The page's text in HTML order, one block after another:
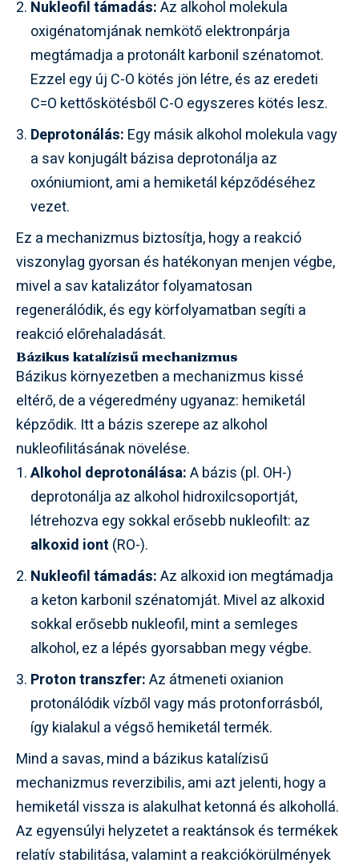
Nukleofil támadás:Az alkohol molekula
oxigénatomjának nemkötő elektronpárja
megtámadja a protonált karbonil szénatomot.
Ezzel egy új C-O kötés jön létre, és az eredeti
C=O kettőskötésből C-O egyszeres kötés lesz.
Deprotonálás: Egy másik alkohol molekula vagy
a sav konjugált bázisa deprotonálja az
oxóniumiont, ami a hemiketál képződéséhez
vezet.
Ez a mechanizmus biztosítja, hogy a reakció
viszonylag gyorsan és hatékonyan menjen végbe,
mivel a sav katalizátor folyamatosan
regenerálódik, és egy körfolyamatban segíti a
reakció előrehaladását.
Bázikus katalízisű mechanizmus
Bázikus környezetben a mechanizmus kissé
eltérő, de a végeredmény ugyanaz: hemiketál
képződik. Itt a bázis szerepe az alkohol
nukleofilitásának növelése.
Alkohol deprotonálása:A bázis (pl. OH-)
deprotonálja az alkohol hidroxilcsoportját,
létrehozva egy sokkal erősebb nukleofilt: az
alkoxid iont (RO-).
Nukleofil támadás:Az alkoxid ion megtámadja
a keton karbonil szénatomját. Mivel az alkoxid
sokkal erősebb nukleofil, mint a semleges
alkohol, ez a lépés gyorsabban megy végbe.
Proton transzfer:Az átmeneti oxianion
protonálódik vízből vagy más protonforrásból,
így kialakul a végső hemiketál termék.
Mind a savas, mind a bázikus katalízisű
mechanizmus reverzibilis, ami azt jelenti, hogy a
hemiketál vissza is alakulhat ketonná és alkohollá.
Az egyensúlyi helyzetet a reaktánsok és termékek
relatív stabilitása, valamint a reakciókörülmények